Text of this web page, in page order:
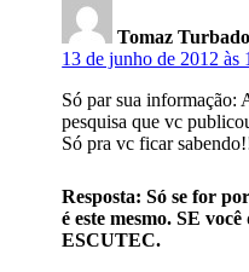
Tomaz Turbado
13 de junho de 2012 às
Só par sua informação:
pesquisa que vc
Só pra vc ficar
Resposta: Só se for
é este mesmo. SE
ESCUTEC.